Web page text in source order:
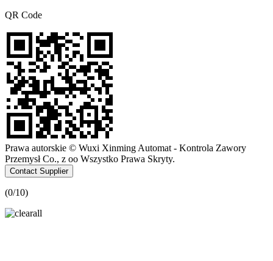
QR Code
Prawa autorskie © Wuxi Xinming Automat - Kontrola Zawory
Przemysł Co., z oo Wszystko Prawa Skryty.
Contact Supplier
(0/10)